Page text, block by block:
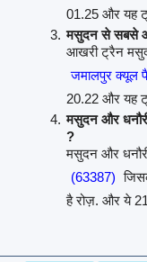
01.25 और यह
मसुदन से सबसे
आखरी ट्रैन
जमालपुर क्यूल
20.22 और यह
मसुदन और
?
मसुदन और
(63387)
है रोज़. और ये